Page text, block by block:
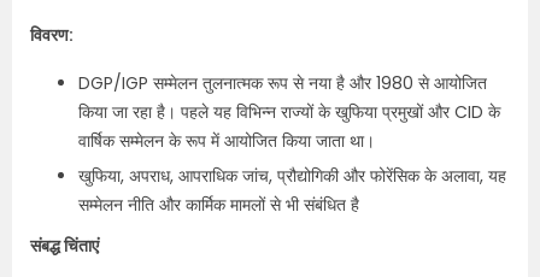
विवरण:
DGP/IGP सम्मेलन तुलनात्मक रूप से नया है और 1980 से आयोजित
किया जा रहा है। पहले यह विभिन्न राज्यों के खुफिया प्रमुखों और CID के
वार्षिक सम्मेलन के रूप में आयोजित किया जाता था।
खुफिया, अपराध, आपराधिक जांच, प्रौद्योगिकी और फोरेंसिक के अलावा, यह
सम्मेलन नीति और कार्मिक मामलों से भी संबंधित है
संबद्ध चिंताएं